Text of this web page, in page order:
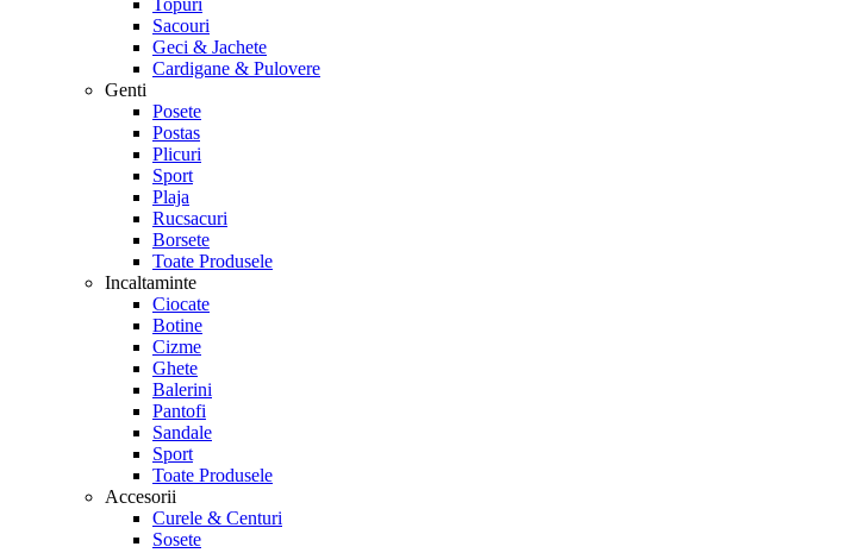
Topuri
Sacouri
Geci & Jachete
Cardigane & Pulovere
Genti
Posete
Postas
Plicuri
Sport
Plaja
Rucsacuri
Borsete
Toate Produsele
Incaltaminte
Ciocate
Botine
Cizme
Ghete
Balerini
Pantofi
Sandale
Sport
Toate Produsele
Accesorii
Curele & Centuri
Sosete